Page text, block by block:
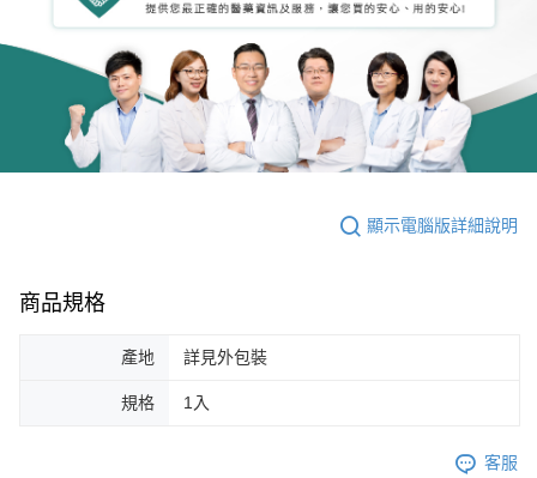
顯示電腦版詳細說明
商品規格
產地 詳見外包裝
規格 1入
客服